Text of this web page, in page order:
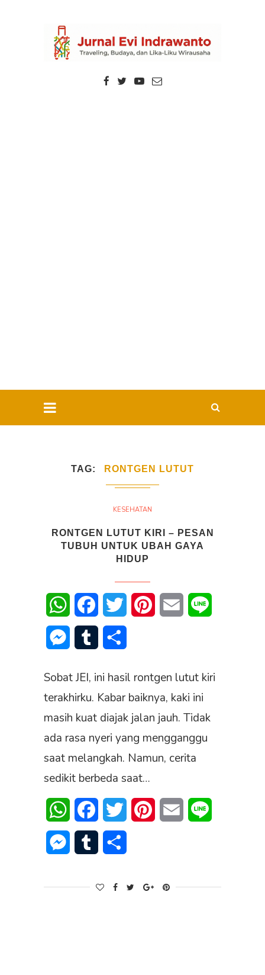
TAG RONTGEN LUTUT
KESEHATAN
RONTGEN LUTUT KIRI – PESAN
TUBUH UNTUK UBAH GAYA
HIDUP
WhatsAppFacebookTwitter PinterestEmail
Messenger
Tumblr
Sobat JEI, ini hasil rontgen lutut kiri
terakhirku. Kabar baiknya, kaki ini
masih kuat diajak jalan jauh. Tidak
ada rasa nyeri yang mengganggu
saat melangkah. Namun, cerita
sedikit berbeda saat…
WhatsAppFacebookTwitter PinterestEmail
Messenger
Tumblr